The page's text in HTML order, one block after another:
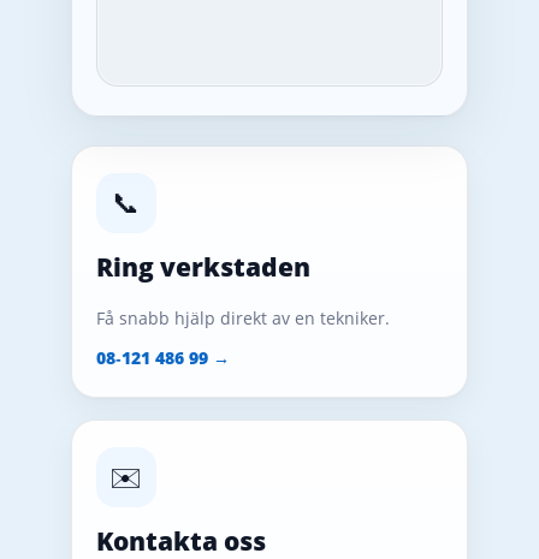
📞
Ring verkstaden
Få snabb hjälp direkt av en tekniker.
08‑121 486 99 →
✉️
Kontakta oss